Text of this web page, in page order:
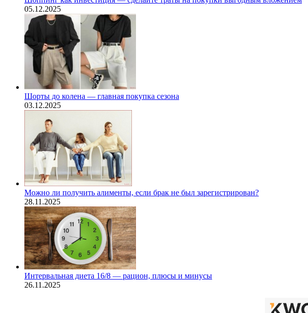
05.12.2025
Шорты до колена — главная покупка сезона
03.12.2025
Можно ли получить алименты, если брак не был зарегистрирован?
28.11.2025
Интервальная диета 16/8 — рацион, плюсы и минусы
26.11.2025